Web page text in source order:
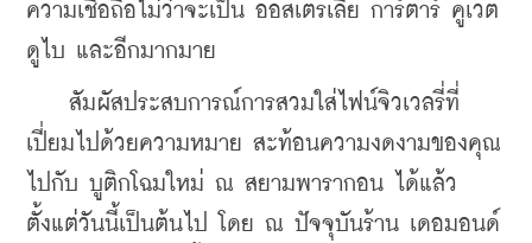
ความเชื่อถือไม่ว่าจะเป็น ออสเตรเลีย การ์ตาร์ คูเวต
ดูไบ และอีกมากมาย
สัมผัสประสบการณ์การสวมใส่ไฟน์จิวเวลรี่ที่
เปี่ยมไปด้วยความหมาย สะท้อนความงดงามของคุณ
ไปกับ บูติกโฉมใหม่ ณ สยามพารากอน ได้แล้ว
ตั้งแต่วันนี้เป็นต้นไป โดย ณ ปัจจุบันร้าน เดอมอนด์